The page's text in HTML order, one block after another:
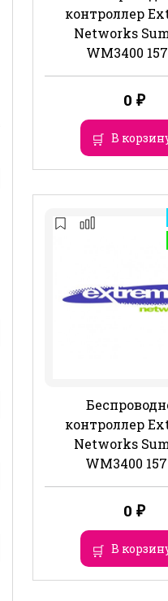
контроллер
Networks
WM3400
0 ₽
В
контроллер
Networks
WM3400
0 ₽
В